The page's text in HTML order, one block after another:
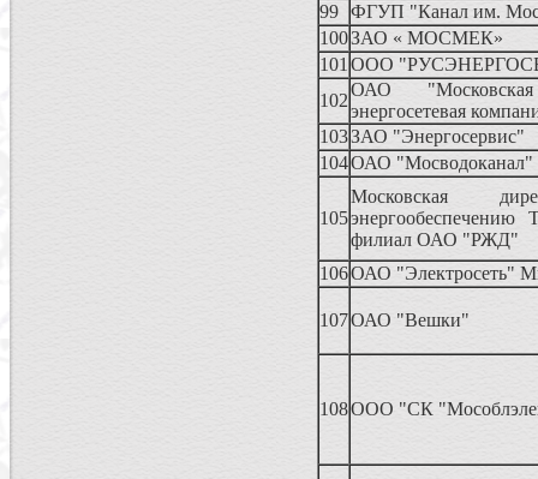
99 ФГУП "Канал им.
100ЗАО « МОСМЕК»
101 ООО
102
ОАО "Московская
энергосетевая
103ЗАО "Энергосервис"
104ОАО "Мосводоканал"
105
Московская
энергообеспечению
филиал ОАО "РЖД"
106ОАО "Электросеть"
107ОАО "Вешки"
108ООО "СК